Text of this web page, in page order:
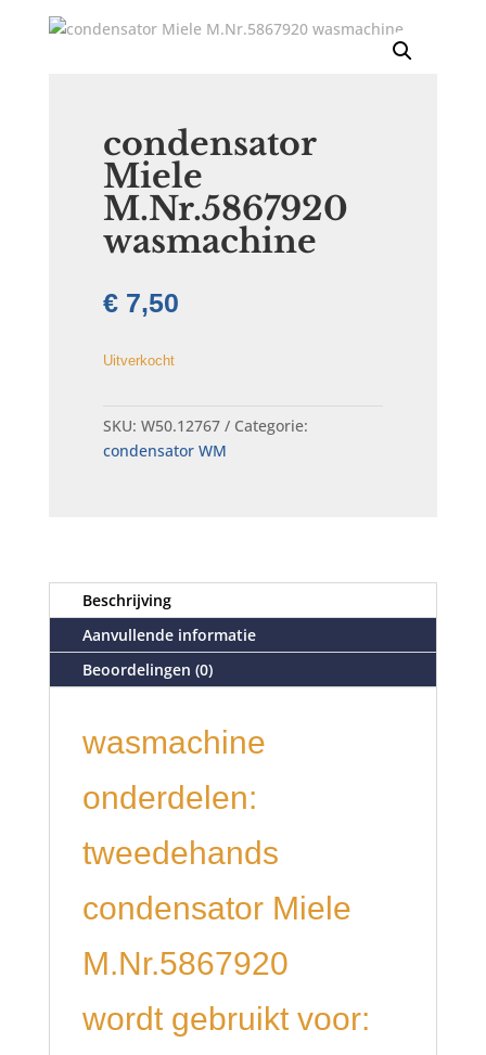
condensator
Miele
M.Nr.5867920
wasmachine
€7,50
Uitverkocht
SKU: W50.12767
Categorie:
condensator WM
Beschrijving
Aanvullende informatie
Beoordelingen (0)
wasmachine
onderdelen:
tweedehands
condensator Miele
M.Nr.5867920
wordt gebruikt voor: